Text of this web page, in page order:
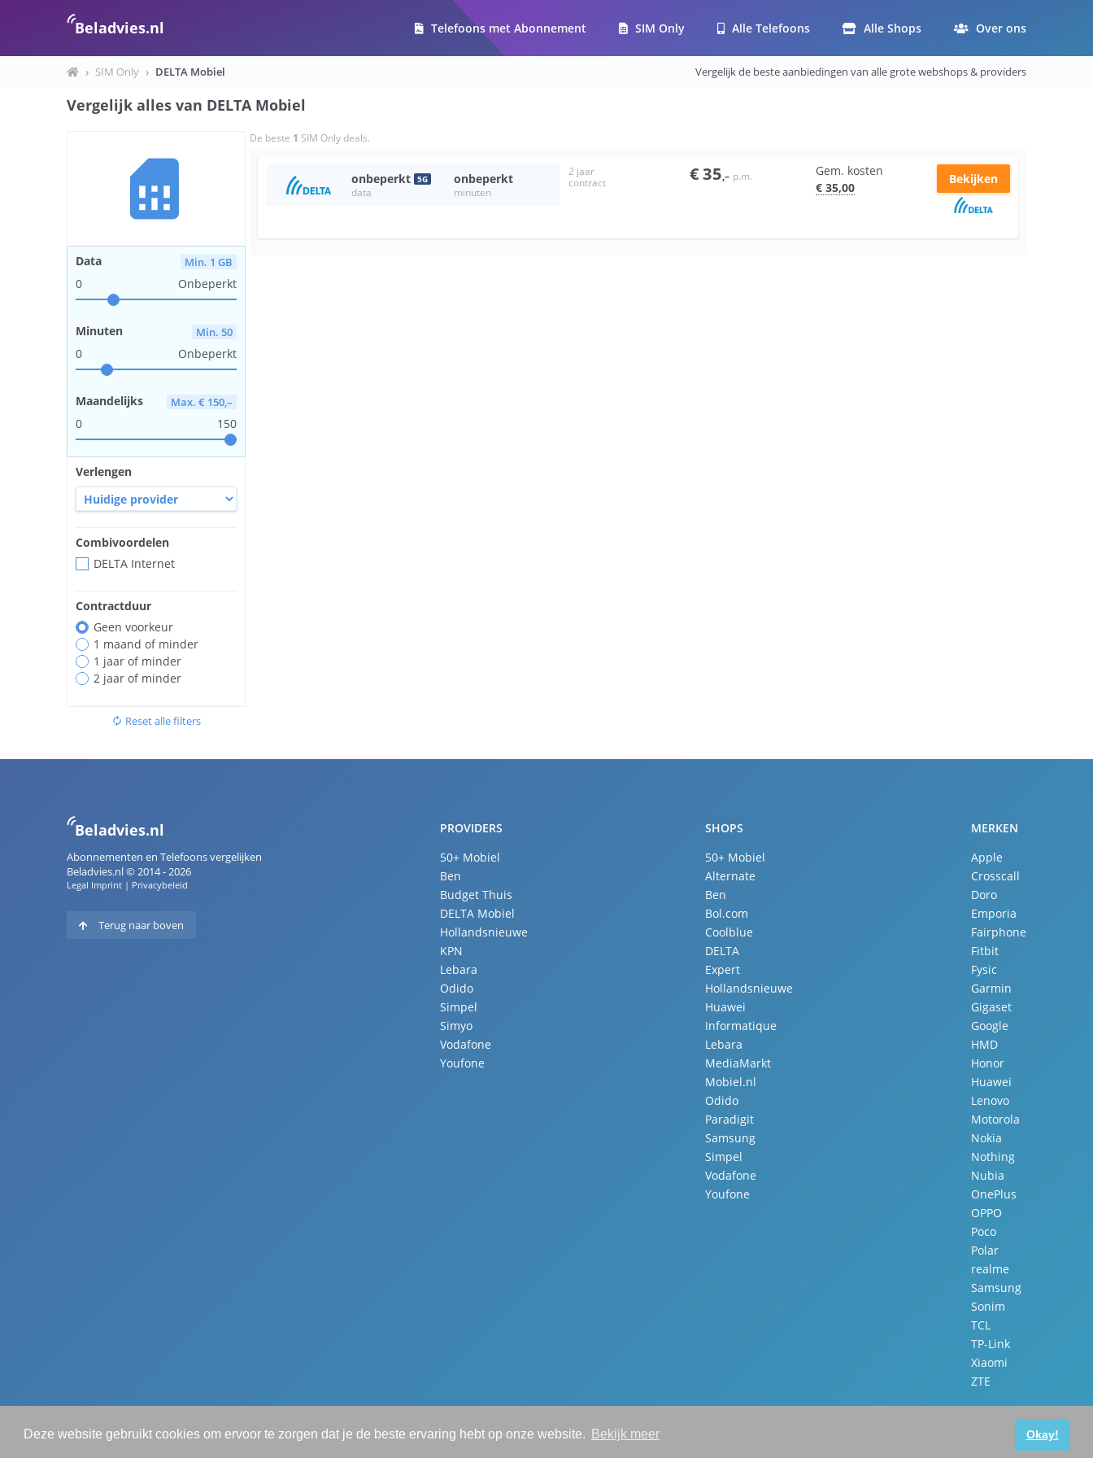
Deze website gebruikt cookies om ervoor te zorgen dat je de beste ervaring hebt op onze website. Bekijk meer Okay!
Beladvies.nl Telefoons met Abonnement SIM Only Alle Telefoons Alle Shops Over ons
› SIM Only › DELTA Mobiel Vergelijk de beste aanbiedingen van alle grote webshops & providers
Vergelijk alles van DELTA Mobiel
sim_card
Data Min. 1 GB
0 Onbeperkt
Minuten Min. 50
0 Onbeperkt
Maandelijks Max. € 150,–
0 150
Verlengen
Combivoordelen
DELTA Internet
Contractduur
Geen voorkeur
1 maand of minder
1 jaar of minder
2 jaar of minder
autorenew Reset alle filters
De beste 1 SIM Only deals.
onbeperkt 5G
data
onbeperkt
minuten
2 jaar
contract
€35,– p.m.
Gem. kosten
€ 35,00
Bekijken
Beladvies.nl
Abonnementen en Telefoons vergelijken
Beladvies.nl © 2014 - 2026
Legal Imprint | Privacybeleid
Terug naar boven
PROVIDERS
50+ Mobiel
Ben
Budget Thuis
DELTA Mobiel
Hollandsnieuwe
KPN
Lebara
Odido
Simpel
Simyo
Vodafone
Youfone
SHOPS
50+ Mobiel
Alternate
Ben
Bol.com
Coolblue
DELTA
Expert
Hollandsnieuwe
Huawei
Informatique
Lebara
MediaMarkt
Mobiel.nl
Odido
Paradigit
Samsung
Simpel
Vodafone
Youfone
MERKEN
Apple
Crosscall
Doro
Emporia
Fairphone
Fitbit
Fysic
Garmin
Gigaset
Google
HMD
Honor
Huawei
Lenovo
Motorola
Nokia
Nothing
Nubia
OnePlus
OPPO
Poco
Polar
realme
Samsung
Sonim
TCL
TP-Link
Xiaomi
ZTE